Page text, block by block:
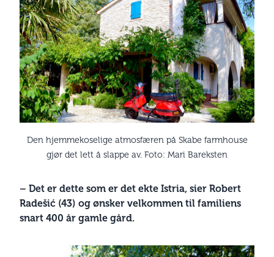
Den hjemmekoselige atmosfæren på Skabe farmhouse
gjør det lett å slappe av. Foto: Mari Bareksten
– Det er dette som er det ekte Istria, sier Robert
Radešić (43) og ønsker velkommen til familiens
snart 400 år gamle gård.